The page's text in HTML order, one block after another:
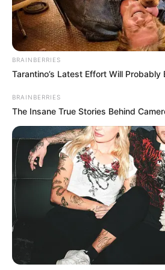
BRAINBERRIES
Tarantino’s Latest Effort Will Probably
BRAINBERRIES
The Insane True Stories Behind